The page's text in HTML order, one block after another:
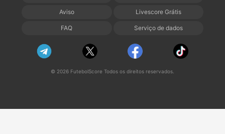
Aviso Livescore Grátis
FAQ Serviço de dados
© 2026 FutebolScore Todos os direitos reservados.